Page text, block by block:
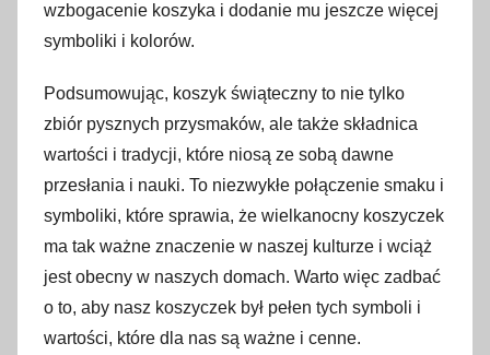
wzbogacenie koszyka i dodanie mu jeszcze więcej
symboliki i kolorów.
Podsumowując, koszyk świąteczny to nie tylko
zbiór pysznych przysmaków, ale także składnica
wartości i tradycji, które niosą ze sobą dawne
przesłania i nauki. To niezwykłe połączenie smaku i
symboliki, które sprawia, że wielkanocny koszyczek
ma tak ważne znaczenie w naszej kulturze i wciąż
jest obecny w naszych domach. Warto więc zadbać
o to, aby nasz koszyczek był pełen tych symboli i
wartości, które dla nas są ważne i cenne.